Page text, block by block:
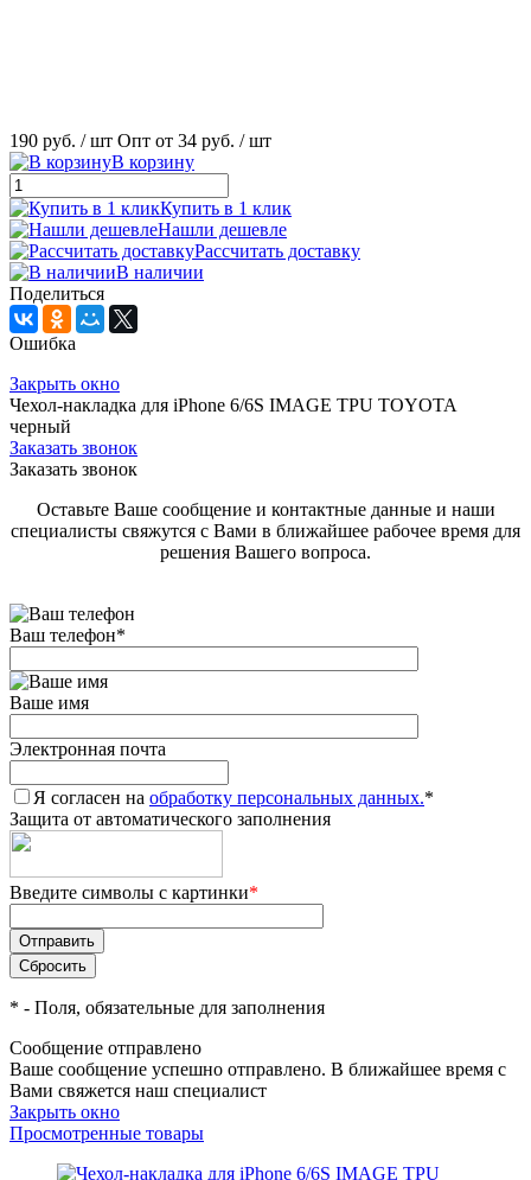
190 руб. / шт Опт от 34 руб. / шт
В корзину
Купить в 1 клик
Нашли дешевле
Рассчитать доставку
В наличии
Поделиться
Ошибка
Закрыть окно
Чехол-накладка для iPhone 6/6S IMAGE TPU TOYOTA
черный
Заказать звонок
Заказать звонок
Оставьте Ваше сообщение и контактные данные и наши
специалисты свяжутся с Вами в ближайшее рабочее время для
решения Вашего вопроса.
Ваш телефон*
Ваше имя
Электронная почта
Я согласен на обработку персональных данных.*
Защита от автоматического заполнения
Введите символы с картинки*
* - Поля, обязательные для заполнения
Сообщение отправлено
Ваше сообщение успешно отправлено. В ближайшее время с
Вами свяжется наш специалист
Закрыть окно
Просмотренные товары